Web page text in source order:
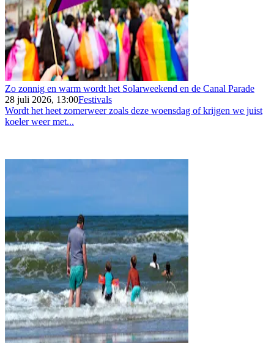
Zo zonnig en warm wordt het Solarweekend en de Canal Parade
28 juli 2026, 13:00Festivals
Wordt het heet zomerweer zoals deze woensdag of krijgen we juist
koeler weer met...